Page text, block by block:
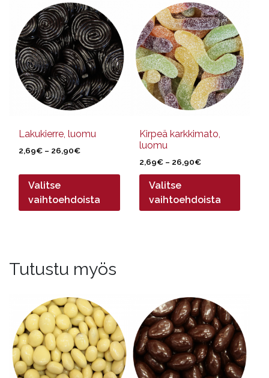
Lakukierre, luomu
2,69€ – 26,90€Hintaluokka:
-
Valitse
vaihtoehdoista
tuotteella
useampi
muunnelma.
Voit
tehdä
valinnat
sivulla.
Kirpeä karkkimato,
luomu
2,69€ – 26,90€Hintaluokka:
2,69€
26,90€
Valitse
vaihtoehdoista
tuotteella
useampi
muunnelma.
Voit
tehdä
valinnat
sivulla.
Tutustu myös
tuotteella
on
useampi
muunnelma.
Voit
tuotteella
on
useampi
muunnelma.
Voit